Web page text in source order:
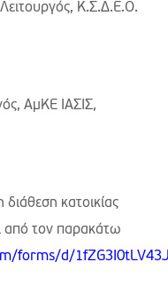
Κ.Σ.Δ.Ε.Ο.
ΑμΚΕ ΙΑΣΙΣ,
κατοικίας
από τον παρακάτω
forms/d/